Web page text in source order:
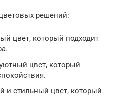
решений:
цвет, который подходит
цвет, который
и стильный цвет, который